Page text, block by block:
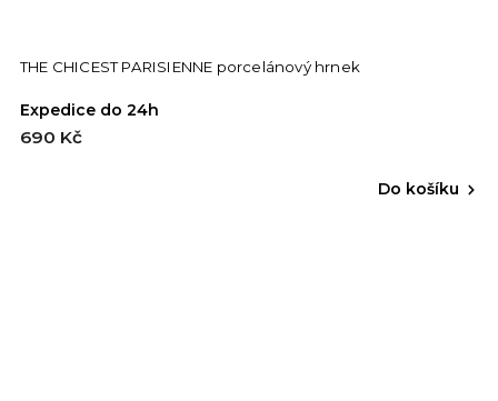
THE CHICEST PARISIENNE porcelánový hrnek
Expedice do 24h
690 Kč
Do košíku